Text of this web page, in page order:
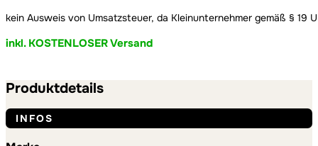
kein Ausweis von Umsatzsteuer, da Kleinunternehmer gemäß § 19
inkl. KOSTENLOSER Versand
Produktdetails
INFOS